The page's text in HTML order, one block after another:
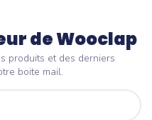
de Wooclap
produits et des derniers
boite mail.